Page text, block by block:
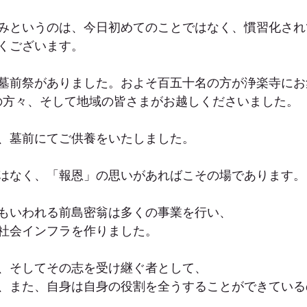
というのは、今日初めてのことではなく、慣習化さ
ございます。
祭がありました。およそ百五十名の方が浄楽寺に
々、そして地域の皆さまがお越しくださいました。
墓前にてご供養をいたしました。
なく、「報恩」の思いがあればこその場であります。
いわれる前島密翁は多くの事業を行い、
会インフラを作りました。
そしてその志を受け継ぐ者として、
また、自身は自身の役割を全うすることができてい